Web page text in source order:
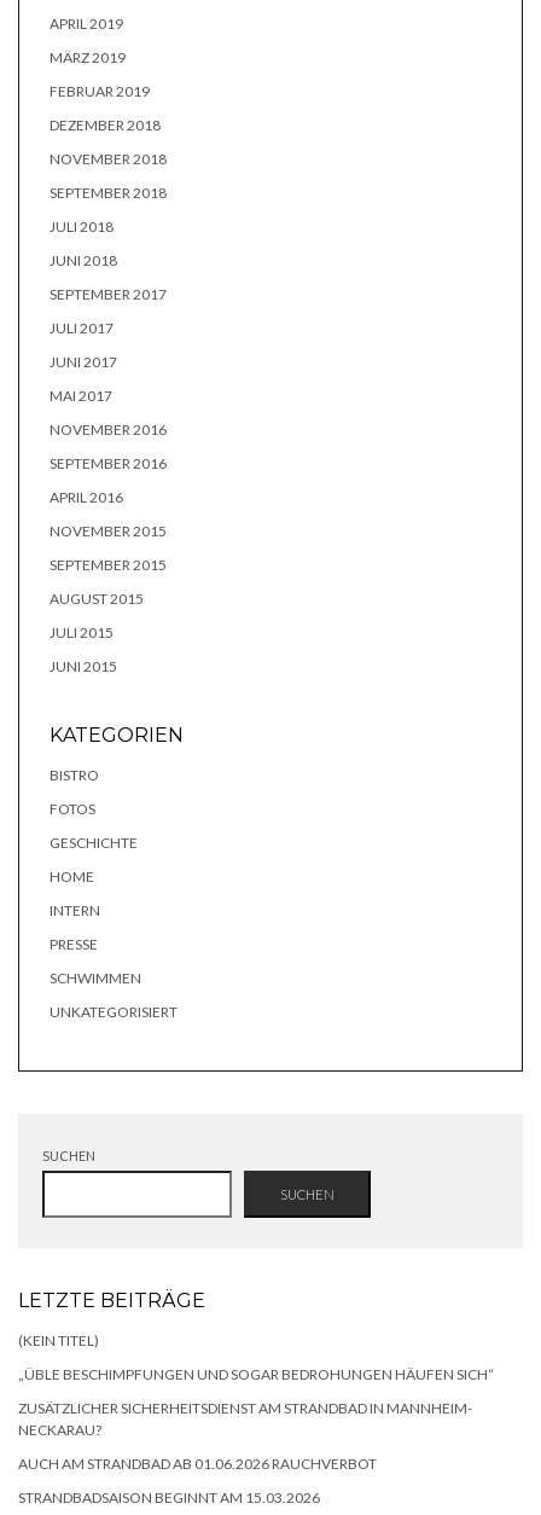
APRIL 2019
MÄRZ 2019
FEBRUAR 2019
DEZEMBER 2018
NOVEMBER 2018
SEPTEMBER 2018
JULI 2018
JUNI 2018
SEPTEMBER 2017
JULI 2017
JUNI 2017
MAI 2017
NOVEMBER 2016
SEPTEMBER 2016
APRIL 2016
NOVEMBER 2015
SEPTEMBER 2015
AUGUST 2015
JULI 2015
JUNI 2015
KATEGORIEN
BISTRO
FOTOS
GESCHICHTE
HOME
INTERN
PRESSE
SCHWIMMEN
UNKATEGORISIERT
SUCHEN
SUCHEN
LETZTE BEITRÄGE
(KEIN TITEL)
„ÜBLE BESCHIMPFUNGEN UND SOGAR BEDROHUNGEN HÄUFEN SICH“
ZUSÄTZLICHER SICHERHEITSDIENST AM STRANDBAD IN MANNHEIM-
NECKARAU?
AUCH AM STRANDBAD AB 01.06.2026 RAUCHVERBOT
STRANDBADSAISON BEGINNT AM 15.03.2026